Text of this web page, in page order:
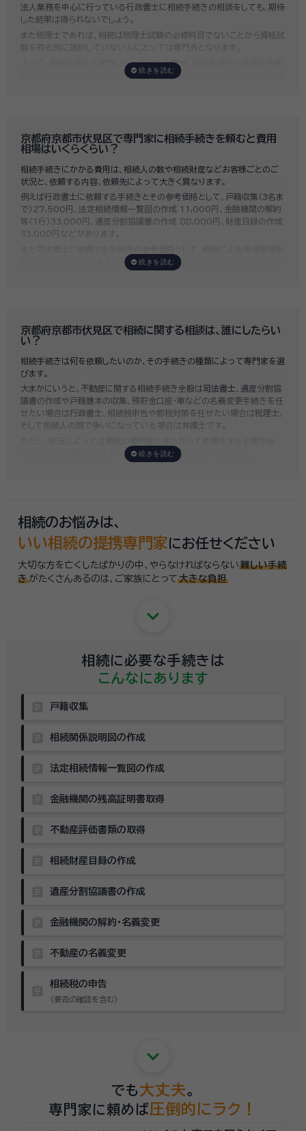
法人業務を中心に行っている行政書士に相続手続きの相談をしても、期待
した結果は得られないでしょう。
また税理士であれば、相続は税理士試験の必修科目でないことから資格試
験を取る時に選択していない人にとっては専門外となります。
よって、相続手続きを専門に行っている士業や、相続手続きの実績が多数
ある士業を選ぶことが、スムーズで間違いのない相続手続きのために非常
京都府京都市伏見区で専門家に相続手続きを頼むと費用
相場はいくらくらい？
相続手続きにかかる費用は、相続人の数や相続財産などお客様ごとのご
状況と、依頼する内容、依頼先によって大きく異なります。
例えば行政書士に依頼する手続きとその参考価格として、戸籍収集（3名ま
で）27,500円、法定相続情報一覧図の作成 11,000円、金融機関の解約
等（1行）33,000円、遺産分割協議書の作成 88,000円、財産目録の作成
33,000円などがあります。
登記手続きで「土地1筆及び建物1棟（固定資産評価額の合計1,000万円）
せると100万円近くかそれ以上費用がかかってしまう場合もあるなど、非
常に高額になります。
もりをお出ししております。予算に合わせてご自身で対応できないものの
み依頼することも可能ですので、まずはお気軽にご相談ください。
京都府京都市伏見区で相続に関する相談は、誰にしたらい
い？
相続手続きは何を依頼したいのか、その手続きの種類によって専門家を選
びます。
大まかにいうと、不動産に関する相続手続き全般は司法書士 、遺産分割協
議書の作成や戸籍謄本の収集、預貯金口座・車などの名義変更手続きを任
せたい場合は行政書士 、相続税申告や節税対策を任せたい場合は税理士
そして相続人の間で争いになっている場合は弁護士 です。
り、誰にどの順番で相談すればいいのか迷う場合が多くあります。
相続のお悩みは、
いい相続の提携専門家にお任せください
大切な方を亡くしたばかりの中、やらなければならない 難しい手続
き がたくさんあるのは、 ご家族にとって 大きな負担
keyboard_arrow_down
相続に必要な手続きは
こんなにあります
戸籍収集
相続関係説明図の作成
法定相続情報一覧図の作成
金融機関の残高証明書取得
不動産評価書類の取得
相続財産目録の作成
遺産分割協議書の作成
金融機関の解約・名義変更
不動産の名義変更
相続税の申告
（要否の確認を含む）
keyboard_arrow_down
でも 大丈夫。
専門家に頼めば圧倒的にラク！